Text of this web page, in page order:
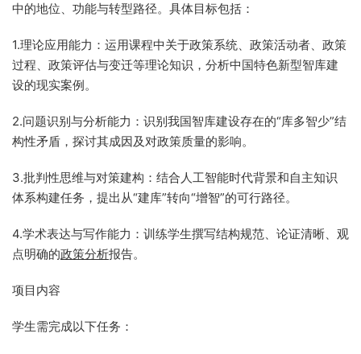
中的地位、功能与转型路径。具体目标包括：
1.理论应用能力：运用课程中关于政策系统、政策活动者、政策
过程、政策评估与变迁等理论知识，分析中国特色新型智库建
设的现实案例。
2.问题识别与分析能力：识别我国智库建设存在的“库多智少”结
构性矛盾，探讨其成因及对政策质量的影响。
3.批判性思维与对策建构：结合人工智能时代背景和自主知识
体系构建任务，提出从“建库”转向“增智”的可行路径。
4.学术表达与写作能力：训练学生撰写结构规范、论证清晰、观
点明确的政策分析报告。
项目内容
学生需完成以下任务：